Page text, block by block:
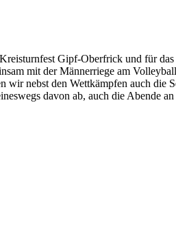
Gipf-Oberfrick und für
mit der Männerriege am
nebst den Wettkämpfen auch
davon ab, auch die Abende